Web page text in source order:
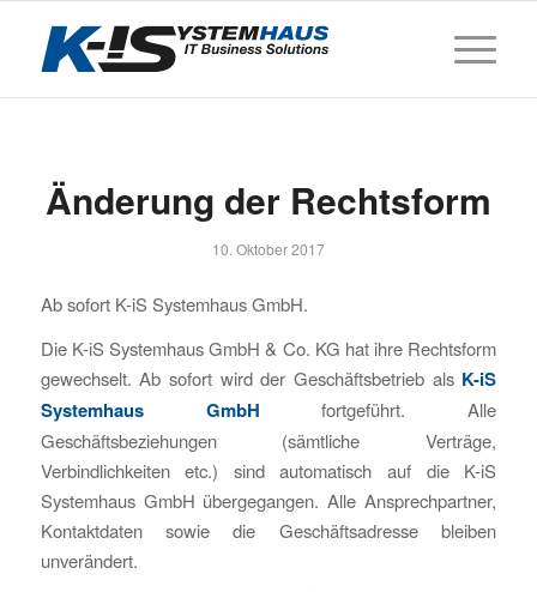
Änderung der Rechtsform
10. Oktober 2017
Ab sofort K-iS Systemhaus GmbH.
Die K-iS Systemhaus GmbH & Co. KG hat ihre Rechtsform
gewechselt. Ab sofort wird der Geschäftsbetrieb als K-iS
Systemhaus GmbH fortgeführt. Alle
Geschäftsbeziehungen (sämtliche Verträge,
Verbindlichkeiten etc.) sind automatisch auf die K-iS
Systemhaus GmbH übergegangen. Alle Ansprechpartner,
Kontaktdaten sowie die Geschäftsadresse bleiben
unverändert.